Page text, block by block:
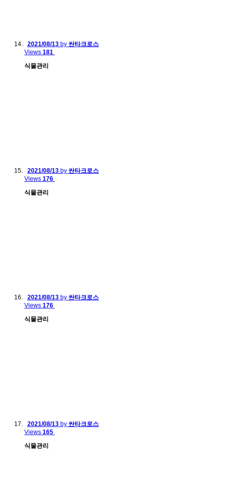
2021/08/13 by 싼타크로스
Views 181
식물관리
2021/08/13 by 싼타크로스
Views 176
식물관리
2021/08/13 by 싼타크로스
Views 176
식물관리
2021/08/13 by 싼타크로스
Views 165
식물관리